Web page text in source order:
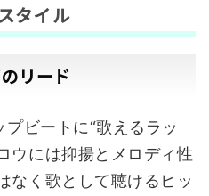
タイル
リード
ビートに“歌えるラッ
ウには抑揚とメロディ性
なく歌として聴けるヒッ